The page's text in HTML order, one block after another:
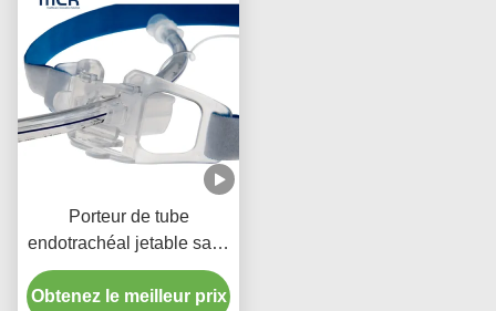
Porteur de tube
endotrachéal jetable sans
latex avec blocage de
morsure pour ETT Taille
Obtenez le meilleur prix